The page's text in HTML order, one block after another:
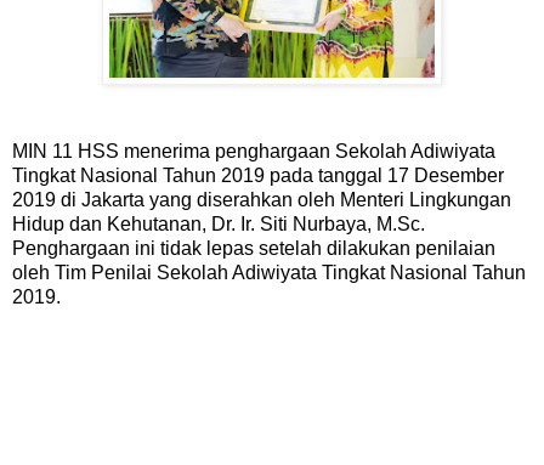
MIN 11 HSS menerima penghargaan Sekolah Adiwiyata
Tingkat Nasional Tahun 2019 pada tanggal 17 Desember
2019 di Jakarta yang diserahkan oleh Menteri Lingkungan
Hidup dan Kehutanan, Dr. Ir. Siti Nurbaya, M.Sc.
Penghargaan ini tidak lepas setelah dilakukan penilaian
oleh Tim Penilai Sekolah Adiwiyata Tingkat Nasional Tahun
2019.